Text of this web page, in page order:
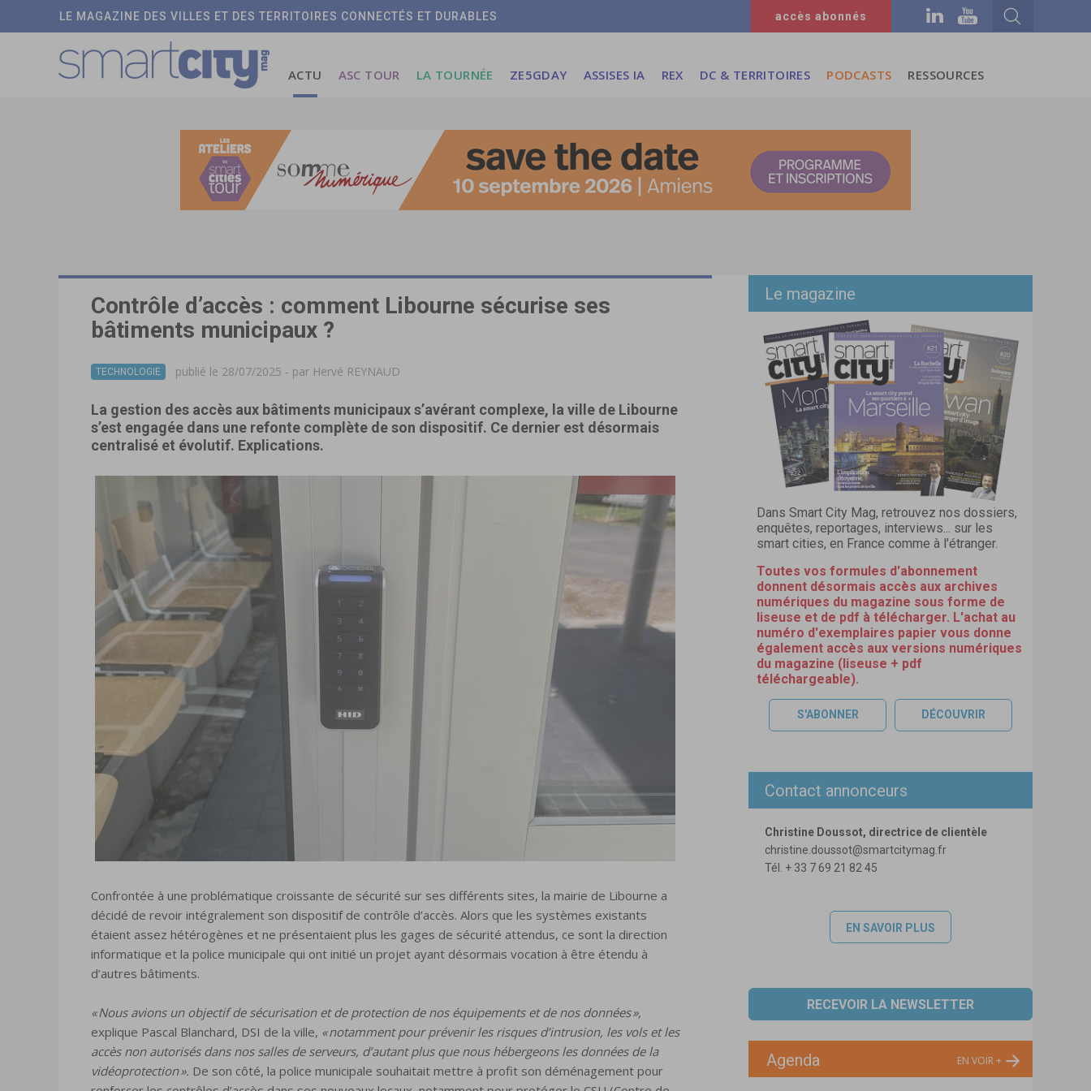
LE MAGAZINE DES VILLES ET DES TERRITOIRES CONNECTÉS ET DURABLES accès abonnés
ACTU ASC TOUR LA TOURNÉE ZE5GDAY ASSISES IA REX DC & TERRITOIRES PODCASTS RESSOURCES
Contrôle d’accès : comment Libourne sécurise ses
bâtiments municipaux ?
TECHNOLOGIE publié le 28/07/2025 - par Hervé REYNAUD
La gestion des accès aux bâtiments municipaux s’avérant complexe, la ville de Libourne
s’est engagée dans une refonte complète de son dispositif. Ce dernier est désormais
centralisé et évolutif. Explications.
Confrontée à une problématique croissante de sécurité sur ses différents sites, la mairie de Libourne a
décidé de revoir intégralement son dispositif de contrôle d’accès. Alors que les systèmes existants
étaient assez hétérogènes et ne présentaient plus les gages de sécurité attendus, ce sont la direction
informatique et la police municipale qui ont initié un projet ayant désormais vocation à être étendu à
d’autres bâtiments.
« Nous avions un objectif de sécurisation et de protection de nos équipements et de nos données »,
explique Pascal Blanchard, DSI de la ville, « notamment pour prévenir les risques d’intrusion, les vols et les
accès non autorisés dans nos salles de serveurs, d’autant plus que nous hébergeons les données de la
vidéoprotection ». De son côté, la police municipale souhaitait mettre à profit son déménagement pour
Le magazine
Dans Smart City Mag, retrouvez nos dossiers,
enquêtes, reportages, interviews... sur les
smart cities, en France comme à l'étranger.
Toutes vos formules d'abonnement
donnent désormais accès aux archives
numériques du magazine sous forme de
liseuse et de pdf à télécharger. L'achat au
numéro d'exemplaires papier vous donne
également accès aux versions numériques
du magazine (liseuse + pdf
téléchargeable).
S'ABONNER DÉCOUVRIR
Contact annonceurs
Christine Doussot, directrice de clientèle
christine.doussot@smartcitymag.fr
Tél. + 33 7 69 21 82 45
EN SAVOIR PLUS
RECEVOIR LA NEWSLETTER
Agenda EN VOIR +